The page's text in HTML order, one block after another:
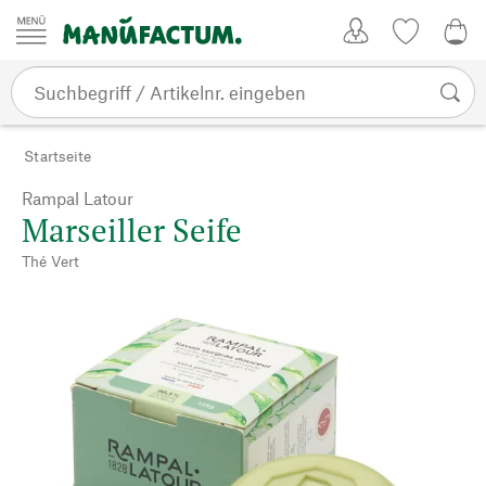
Zum Inhalt springen
Startseite
Rampal Latour
Marseiller Seife
Thé Vert